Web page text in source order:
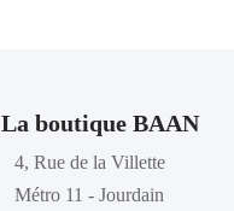
La boutique BAAN
4, Rue de la Villette
Métro 11 - Jourdain